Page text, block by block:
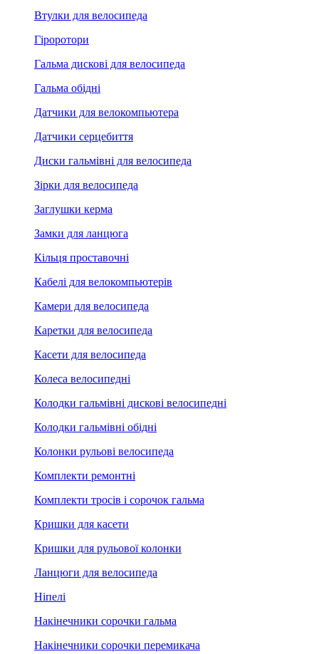
Втулки для велосипеда
Гіроротори
Гальма дискові для велосипеда
Гальма обідні
Датчики для велокомпьютера
Датчики серцебиття
Диски гальмівні для велосипеда
Зірки для велосипеда
Заглушки керма
Замки для ланцюга
Кільця проставочні
Кабелі для велокомпьютерів
Камери для велосипеда
Каретки для велосипеда
Касети для велосипеда
Колеса велосипедні
Колодки гальмівні дискові велосипедні
Колодки гальмівні обідні
Колонки рульові велосипеда
Комплекти ремонтні
Комплекти тросів і сорочок гальма
Кришки для касети
Кришки для рульової колонки
Ланцюги для велосипеда
Ніпелі
Накінечники сорочки гальма
Накінечники сорочки перемикача